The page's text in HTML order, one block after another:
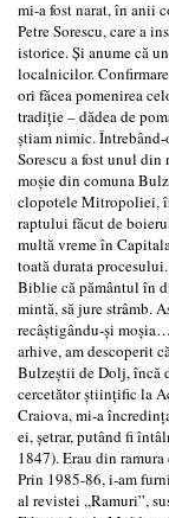
mi-a fost narat, în anii
Petre Sorescu, care a
istorice. Şi anume că
localnicilor.
ori făcea pomenirea
tradiţie – dădea de
ştiam nimic. Întrebând-
Sorescu a fost unul din
moşie din comuna
clopotele Mitropoliei,
raptului făcut de
multă vreme în
toată durata
Biblie că pământul în
mintă, să jure strâmb.
recâştigându-şi
arhive, am descoperit
Bulzeştii de Dolj, încă
cercetător ştiinţific la
Craiova, mi-a
ei, şetrar, putând fi
1847). Erau din
Prin 1985-86, i-am
al revistei ,,Ramuri”,